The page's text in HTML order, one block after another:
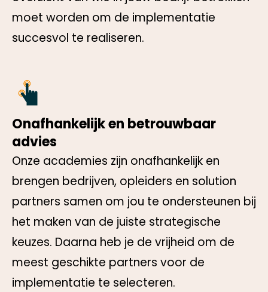
moet worden om de implementatie
succesvol te realiseren.
Onafhankelijk en betrouwbaar
advies
Onze academies zijn onafhankelijk en
brengen bedrijven, opleiders en solution
partners samen om jou te ondersteunen bij
het maken van de juiste strategische
keuzes. Daarna heb je de vrijheid om de
meest geschikte partners voor de
implementatie te selecteren.